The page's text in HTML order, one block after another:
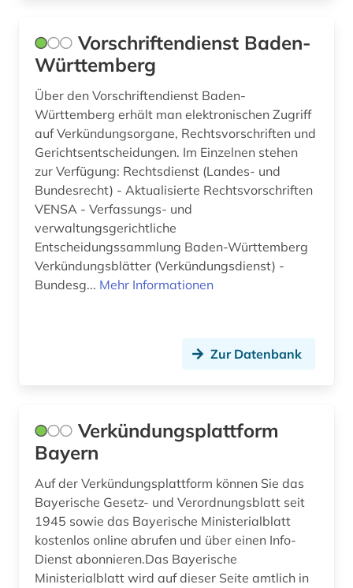
Vorschriftendienst Baden-
Württemberg
Über den Vorschriftendienst Baden-
Württemberg erhält man elektronischen Zugriff
auf Verkündungsorgane, Rechtsvorschriften und
Gerichtsentscheidungen. Im Einzelnen stehen
zur Verfügung: Rechtsdienst (Landes- und
Bundesrecht) - Aktualisierte Rechtsvorschriften
VENSA - Verfassungs- und
verwaltungsgerichtliche
Entscheidungssammlung Baden-Württemberg
Verkündungsblätter (Verkündungsdienst) -
Bundesg... Mehr Informationen
Zur Datenbank
Verkündungsplattform
Bayern
Auf der Verkündungsplattform können Sie das
Bayerische Gesetz- und Verordnungsblatt seit
1945 sowie das Bayerische Ministerialblatt
kostenlos online abrufen und über einen Info-
Dienst abonnieren.Das Bayerische
Ministerialblatt wird auf dieser Seite amtlich in